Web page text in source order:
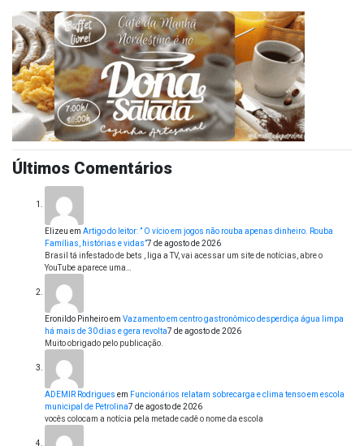
Últimos Comentários
Elizeu em Artigo do leitor: ” O vício em jogos não rouba apenas dinheiro. Rouba
Famílias, histórias e vidas”7 de agosto de 2026
Brasil tá infestado de bets , liga a TV, vai acessar um site de notícias, abre o
YouTube aparece uma…
Eronildo Pinheiroem Vazamento em centro gastronômico desperdiça água limpa
há mais de 30 dias e gera revolta7 de agosto de 2026
Muito obrigado pelo publicação.
ADEMIR Rodrigues em Funcionários relatam sobrecarga e clima tenso em escola
municipal de Petrolina7 de agosto de 2026
vocês colocam a notícia pela metade cadê o nome da escola